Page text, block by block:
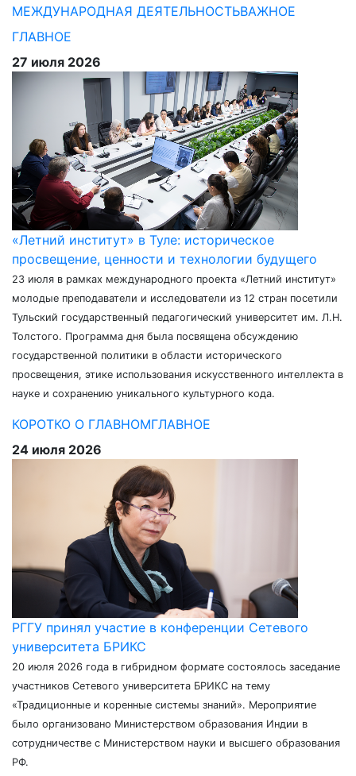
МЕЖДУНАРОДНАЯ ДЕЯТЕЛЬНОСТЬВАЖНОЕ
ГЛАВНОЕ
27 июля 2026
«Летний институт» в Туле: историческое
просвещение, ценности и технологии будущего
23 июля в рамках международного проекта «Летний институт»
молодые преподаватели и исследователи из 12 стран посетили
Тульский государственный педагогический университет им. Л.Н.
Толстого. Программа дня была посвящена обсуждению
государственной политики в области исторического
просвещения, этике использования искусственного интеллекта в
науке и сохранению уникального культурного кода.
КОРОТКО О ГЛАВНОМГЛАВНОЕ
24 июля 2026
РГГУ принял участие в конференции Сетевого
университета БРИКС
20 июля 2026 года в гибридном формате состоялось заседание
участников Сетевого университета БРИКС на тему
«Традиционные и коренные системы знаний». Мероприятие
было организовано Министерством образования Индии в
сотрудничестве с Министерством науки и высшего образования
РФ.